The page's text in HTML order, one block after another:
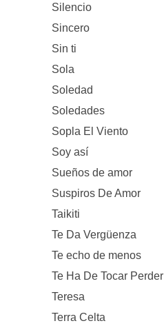
Silencio
Sincero
Sin ti
Sola
Soledad
Soledades
Sopla El Viento
Soy así
Sueños de amor
Suspiros De Amor
Taikiti
Te Da Vergüenza
Te echo de menos
Te Ha De Tocar Perder
Teresa
Terra Celta